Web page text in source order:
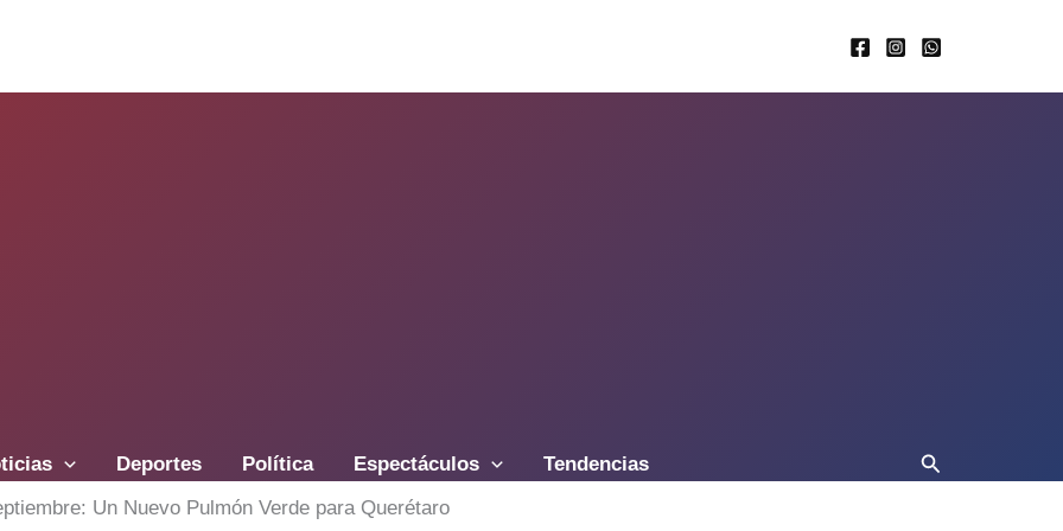
Deportes Política Espectáculos Tendencias Buscar
Un Nuevo Pulmón Verde para Querétaro